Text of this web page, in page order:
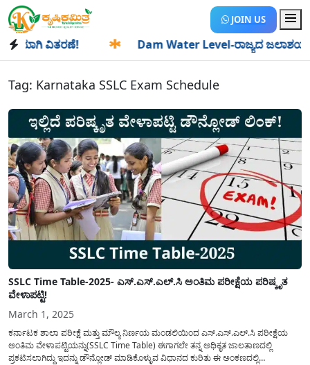
JOIN US
ವಿತರಣೆ! Dam Water Level-ರಾಜ್ಯದ ಜಲಾಶಯಗಳಿಗೆ
Tag: Karnataka SSLC Exam Schedule
SSLC Time Table-2025- ಎಸ್.ಎಸ್.ಎಲ್.ಸಿ ಅಂತಿಮ ಪರೀಕ್ಷೆಯ ಪರಿಷ್ಕೃತ
ವೇಳಾಪಟ್ಟಿ!
March 1, 2025
ಕರ್ನಾಟಕ ಶಾಲಾ ಪರೀಕ್ಷೆ ಮತ್ತು ಮೌಲ್ಯ ನಿರ್ಣಯ ಮಂಡಲಿಯಿಂದ ಎಸ್.ಎಸ್.ಎಲ್.ಸಿ ಪರೀಕ್ಷೆಯ
ಅಂತಿಮ ವೇಳಾಪಟ್ಟಿಯನ್ನು(SSLC Time Table) ಈಗಾಗಲೇ ತನ್ನ ಅಧಿಕೃತ ಜಾಲತಾಣದಲ್ಲಿ
ಪ್ರಕಟಿಸಲಾಗಿದ್ದು ಇದನ್ನು ಡೌನ್ಲೋಡ್ ಮಾಡಿಕೊಳ್ಳುವ ವಿಧಾನದ ಕುರಿತು ಈ ಅಂಕಣದಲ್ಲಿ